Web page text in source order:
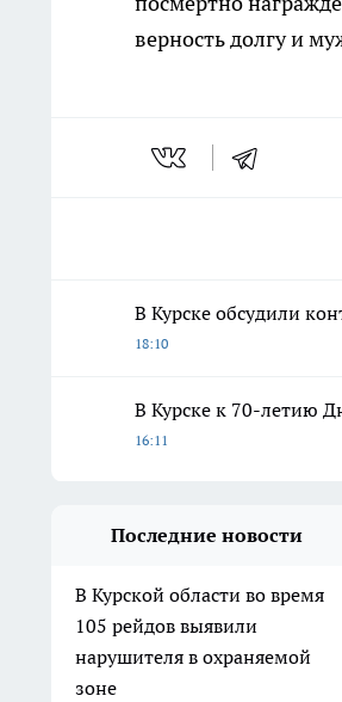
верность долгу и
В Курске обсудили
18:10
В Курске к 70-летию
16:11
Последние новости
В Курской области во время
105 рейдов выявили
нарушителя в охраняемой
зоне